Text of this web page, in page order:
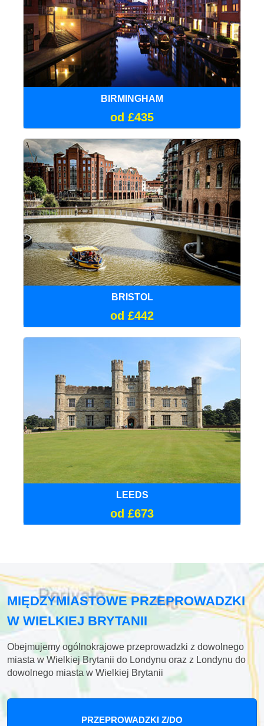
BIRMINGHAM
od £435
BRISTOL
od £442
LEEDS
od £673
MIĘDZYMIASTOWE PRZEPROWADZKI
W WIELKIEJ BRYTANII
Obejmujemy ogólnokrajowe przeprowadzki z dowolnego
miasta w Wielkiej Brytanii do Londynu oraz z Londynu do
dowolnego miasta w Wielkiej Brytanii
PRZEPROWADZKI Z/DO